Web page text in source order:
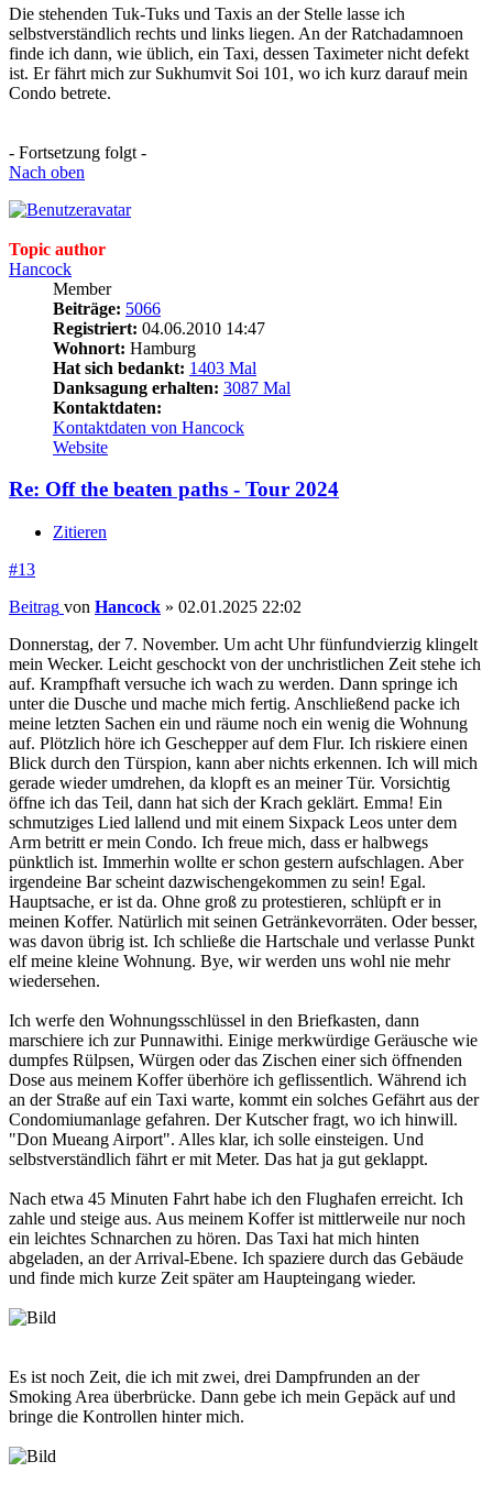
Die stehenden Tuk-Tuks und Taxis an der Stelle lasse ich
selbstverständlich rechts und links liegen. An der Ratchadamnoen
finde ich dann, wie üblich, ein Taxi, dessen Taximeter nicht defekt
ist. Er fährt mich zur Sukhumvit Soi 101, wo ich kurz darauf mein
Condo betrete.
- Fortsetzung folgt -
Nach oben
Topic author
Hancock
Member
Beiträge: 5066
Registriert: 04.06.2010 14:47
Wohnort: Hamburg
Hat sich bedankt: 1403 Mal
Danksagung erhalten: 3087 Mal
Kontaktdaten:
Kontaktdaten von Hancock
Website
Re: Off the beaten paths - Tour 2024
Zitieren
#13
Beitrag von Hancock » 02.01.2025 22:02
Donnerstag, der 7. November. Um acht Uhr fünfundvierzig klingelt
mein Wecker. Leicht geschockt von der unchristlichen Zeit stehe ich
auf. Krampfhaft versuche ich wach zu werden. Dann springe ich
unter die Dusche und mache mich fertig. Anschließend packe ich
meine letzten Sachen ein und räume noch ein wenig die Wohnung
auf. Plötzlich höre ich Geschepper auf dem Flur. Ich riskiere einen
Blick durch den Türspion, kann aber nichts erkennen. Ich will mich
gerade wieder umdrehen, da klopft es an meiner Tür. Vorsichtig
öffne ich das Teil, dann hat sich der Krach geklärt. Emma! Ein
schmutziges Lied lallend und mit einem Sixpack Leos unter dem
Arm betritt er mein Condo. Ich freue mich, dass er halbwegs
pünktlich ist. Immerhin wollte er schon gestern aufschlagen. Aber
irgendeine Bar scheint dazwischengekommen zu sein! Egal.
Hauptsache, er ist da. Ohne groß zu protestieren, schlüpft er in
meinen Koffer. Natürlich mit seinen Getränkevorräten. Oder besser,
was davon übrig ist. Ich schließe die Hartschale und verlasse Punkt
elf meine kleine Wohnung. Bye, wir werden uns wohl nie mehr
wiedersehen.
Ich werfe den Wohnungsschlüssel in den Briefkasten, dann
marschiere ich zur Punnawithi. Einige merkwürdige Geräusche wie
dumpfes Rülpsen, Würgen oder das Zischen einer sich öffnenden
Dose aus meinem Koffer überhöre ich geflissentlich. Während ich
an der Straße auf ein Taxi warte, kommt ein solches Gefährt aus der
Condomiumanlage gefahren. Der Kutscher fragt, wo ich hinwill.
"Don Mueang Airport". Alles klar, ich solle einsteigen. Und
selbstverständlich fährt er mit Meter. Das hat ja gut geklappt.
Nach etwa 45 Minuten Fahrt habe ich den Flughafen erreicht. Ich
zahle und steige aus. Aus meinem Koffer ist mittlerweile nur noch
ein leichtes Schnarchen zu hören. Das Taxi hat mich hinten
abgeladen, an der Arrival-Ebene. Ich spaziere durch das Gebäude
und finde mich kurze Zeit später am Haupteingang wieder.
Es ist noch Zeit, die ich mit zwei, drei Dampfrunden an der
Smoking Area überbrücke. Dann gebe ich mein Gepäck auf und
bringe die Kontrollen hinter mich.